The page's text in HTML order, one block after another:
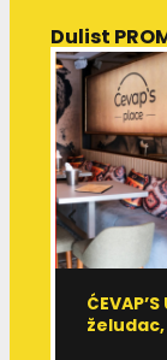
Dulist